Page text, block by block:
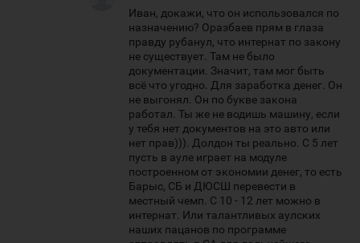
Иван, докажи, что он использовался по
назначению? Оразбаев прям в глаза
правду рубанул, что интернат по закону
не существует. Там не было
документации. Значит, там мог быть
всё что угодно. Для заработка денег. Он
не выгонял. Он по букве закона
работал. Ты же не водишь машину, если
у тебя нет документов на это авто или
нет прав))). Долдон ты реально. С 5 лет
пусть в ауле играет на модуле
построенном от экономии денег, то есть
Барыс, СБ и ДЮСШ перевести в
местный чемп. С 10 - 12 лет можно в
интернат. Или талантливых аулских
наших пацанов по программе